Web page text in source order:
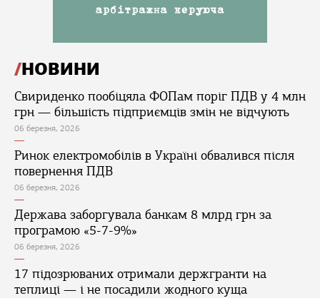
НОВИНИ
Свириденко пообіцяла ФОПам поріг ПДВ у 4 млн
грн — більшість підприємців змін не відчують
06 березня, 2026
Ринок електромобілів в Україні обвалився після
повернення ПДВ
06 березня, 2026
Держава заборгувала банкам 8 млрд грн за
програмою «5-7-9%»
06 березня, 2026
17 підозрюваних отримали держгранти на
теплиці — і не посадили жодного куща